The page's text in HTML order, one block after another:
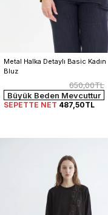
Metal Halka Detaylı Basic Kadın
Bluz
650,00TL
Büyük Beden Mevcuttur
SEPETTE NET 487,50TL